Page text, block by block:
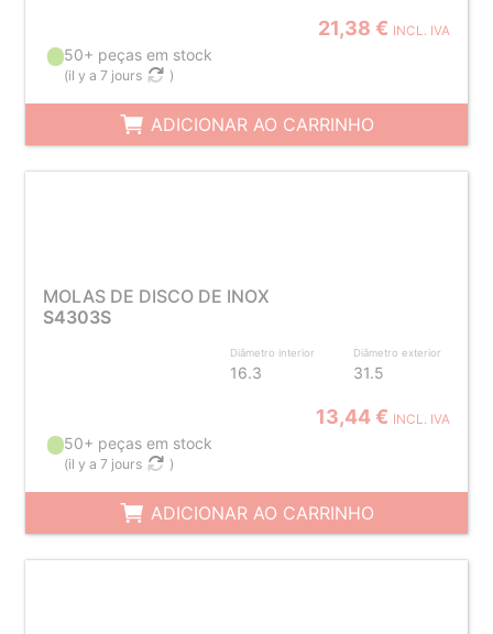
21,38 € INCL. IVA
50+ peças em stock
(il y a 7 jours )
ADICIONAR AO CARRINHO
MOLAS DE DISCO DE INOX
S4303S
Diâmetro interior
16.3
Diâmetro exterior
31.5
13,44 € INCL. IVA
50+ peças em stock
(il y a 7 jours )
ADICIONAR AO CARRINHO